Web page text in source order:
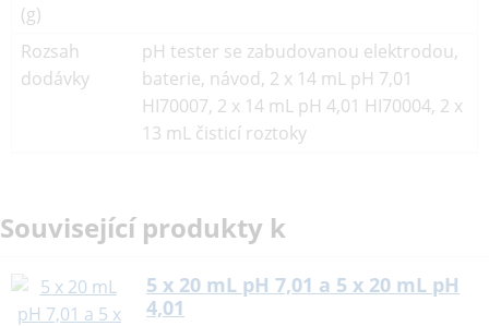
(g)
Rozsah
dodávky
pH tester se zabudovanou elektrodou,
baterie, návod, 2 x 14 mL pH 7,01
HI70007, 2 x 14 mL pH 4,01 HI70004, 2 x
13 mL čisticí roztoky
Související produkty k
5 x 20 mL pH 7,01 a 5 x 20 mL pH
4,01